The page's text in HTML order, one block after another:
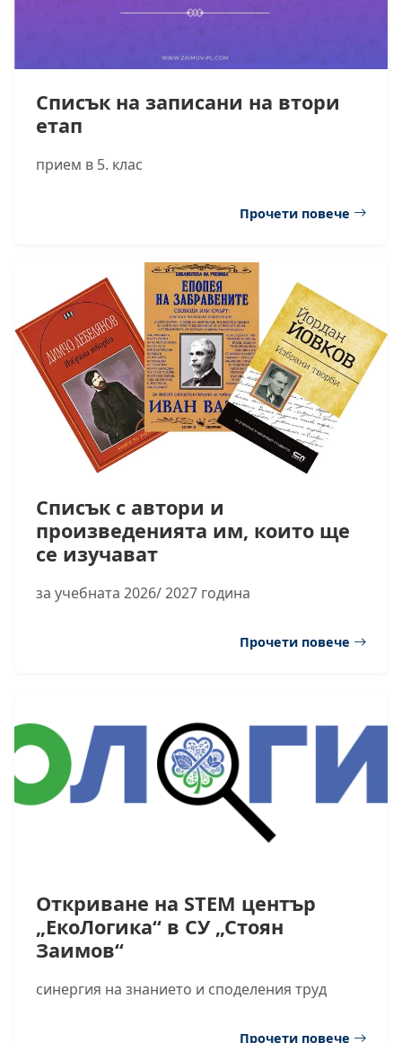
Списък на записани на втори
етап
прием в 5. клас
Прочети повече
Списък с автори и
произведенията им, които ще
се изучават
за учебната 2026/ 2027 година
Прочети повече
Откриване на STEM център
„ЕкоЛогика“ в СУ „Стоян
Заимов“
синергия на знанието и споделения труд
Прочети повече